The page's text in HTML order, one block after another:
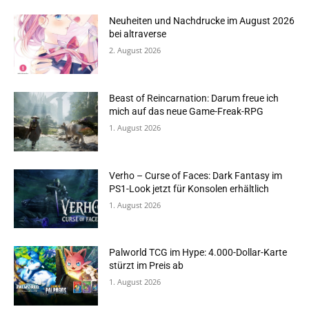
Neuheiten und Nachdrucke im August 2026
bei altraverse
2. August 2026
Beast of Reincarnation: Darum freue ich
mich auf das neue Game-Freak-RPG
1. August 2026
Verho – Curse of Faces: Dark Fantasy im
PS1-Look jetzt für Konsolen erhältlich
1. August 2026
Palworld TCG im Hype: 4.000-Dollar-Karte
stürzt im Preis ab
1. August 2026